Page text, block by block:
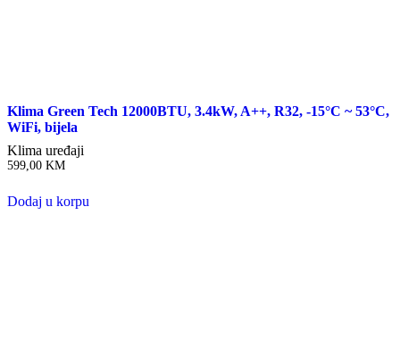
Klima Green Tech 12000BTU, 3.4kW, A++, R32, -15°C ~ 53°C,
WiFi, bijela
Klima uređaji
599,00 KM
Dodaj u korpu